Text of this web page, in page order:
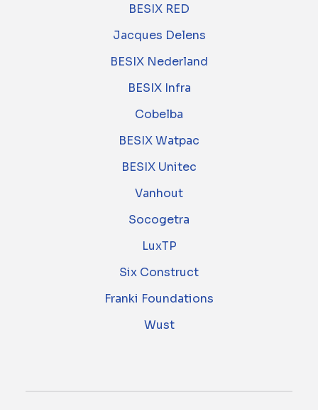
BESIX RED
Jacques Delens
BESIX Nederland
BESIX Infra
Cobelba
BESIX Watpac
BESIX Unitec
Vanhout
Socogetra
LuxTP
Six Construct
Franki Foundations
Wust